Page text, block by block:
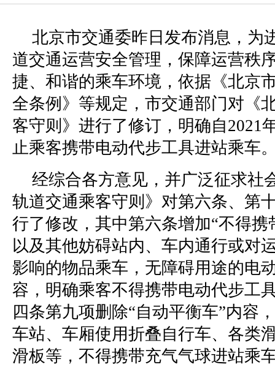
北京市交通委昨日发布消息，为
道交通运营安全管理，保障运营秩
捷、和谐的乘车环境，依据《北京
全条例》等规定，市交通部门对《
客守则》进行了修订，明确自2021
止乘客携带电动代步工具进站乘车
经综合各方意见，并广泛征求社
轨道交通乘客守则》对第六条、第
行了修改，其中第六条增加“不得携
以及其他妨碍站内、车内通行或对
影响的物品乘车，无障碍用途的电
容，明确乘客不得携带电动代步工
四条第九项删除“自动平衡车”内容
车站、车厢使用折叠自行车、各类
滑板等，不得携带充气气球进站乘